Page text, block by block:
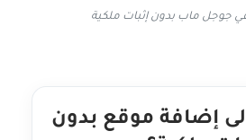
جوجل ماب بدون إثبات ملكية
إلى إضافة موقع بدون